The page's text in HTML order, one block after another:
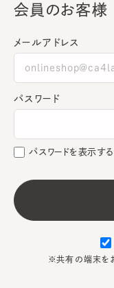
会員のお客様
メールアドレス
パスワード
パスワードを表示する
※共有の端末を